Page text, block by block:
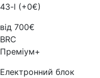
43-l (+0€)
від 700€
BRC
Преміум+
Електронний блок